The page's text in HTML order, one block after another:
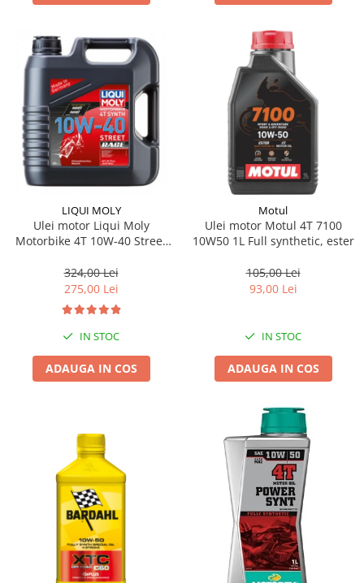
LIQUI MOLY
Ulei motor Liqui Moly
Motorbike 4T 10W-40 Street
324,00 Lei
275,00 Lei
IN STOC
ADAUGA IN COS
Motul
Ulei motor Motul 4T 7100
10W50 1L Full synthetic, ester
105,00 Lei
93,00 Lei
IN STOC
ADAUGA IN COS